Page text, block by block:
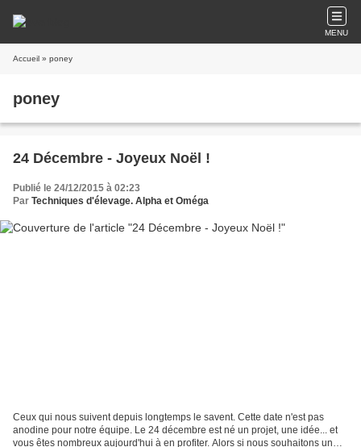
MENU
Accueil » poney
poney
24 Décembre - Joyeux Noël !
Publié le 24/12/2015 à 02:23
Par Techniques d'élevage. Alpha et Oméga
Ceux qui nous suivent depuis longtemps le savent. Cette date n'est pas
anodine pour notre équipe. Le 24 décembre est né un projet, une idée... et
vous êtes nombreux aujourd'hui à en profiter. Alors si nous souhaitons un